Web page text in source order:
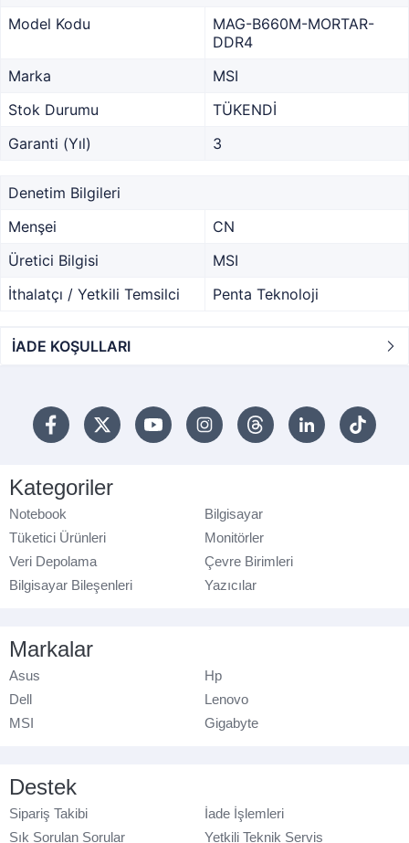
Model Kodu
MAG-B660M-MORTAR-
DDR4
Marka
MSI
Stok Durumu
TÜKENDİ
Garanti (Yıl)
3
Denetim Bilgileri
Menşei
CN
Üretici Bilgisi
MSI
İthalatçı / Yetkili Temsilci
Penta Teknoloji
İADE KOŞULLARI
Kategoriler
Notebook
Bilgisayar
Tüketici Ürünleri
Monitörler
Veri Depolama
Çevre Birimleri
Bilgisayar Bileşenleri
Yazıcılar
Markalar
Asus
Hp
Dell
Lenovo
MSI
Gigabyte
Destek
Sipariş Takibi
İade İşlemleri
Sık Sorulan Sorular
Yetkili Teknik Servis